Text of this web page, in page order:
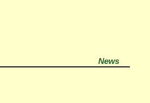
News